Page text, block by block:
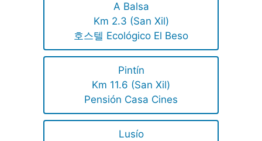
A Balsa
Km 2.3 (San Xil)
호스텔 Ecológico El Beso
Pintín
Km 11.6 (San Xil)
Pensión Casa Cines
Lusío